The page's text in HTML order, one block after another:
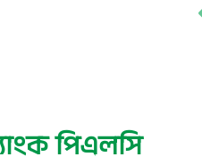
পিএলসি